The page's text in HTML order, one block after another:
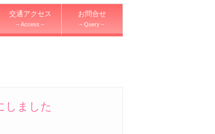
交通アクセス
– Access –
お問合せ
– Query –
しました